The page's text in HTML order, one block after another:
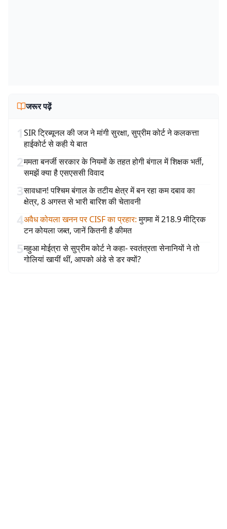
जरूर पढ़ें
1SIR ट्रिब्यूनल की जज ने मांगी सुरक्षा, सुप्रीम कोर्ट ने कलकत्ता
हाईकोर्ट से कही ये बात
2ममता बनर्जी सरकार के नियमों के तहत होगी बंगाल में शिक्षक भर्ती,
समझें क्या है एसएससी विवाद
3सावधान! पश्चिम बंगाल के तटीय क्षेत्र में बन रहा कम दबाव का
क्षेत्र, 8 अगस्त से भारी बारिश की चेतावनी
4अवैध कोयला खनन पर CISF का प्रहार: मुगमा में 218.9 मीट्रिक
टन कोयला जब्त, जानें कितनी है कीमत
5महुआ मोईत्रा से सुप्रीम कोर्ट ने कहा- स्वतंत्रता सेनानियों ने तो
गोलियां खायीं थीं, आपको अंडे से डर क्यों?